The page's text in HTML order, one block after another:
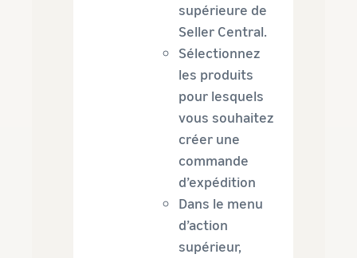
supérieure de
Seller Central.
Sélectionnez
les produits
pour lesquels
vous souhaitez
créer une
commande
d’expédition
Dans le menu
d’action
supérieur,